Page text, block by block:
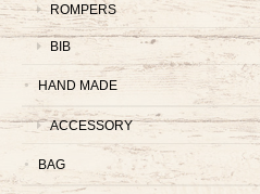
ROMPERS
BIB
HAND MADE
ACCESSORY
BAG